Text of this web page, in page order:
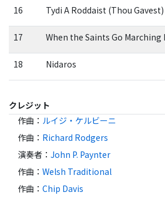
16 Tydi A Roddaist (Thou Gavest)
17 When the Saints Go Marching
18 Nidaros
クレジット
作曲 ： ルイジ・ケルビーニ
作曲 ： Richard Rodgers
演奏者 ： John P. Paynter
作曲 ： Welsh Traditional
作曲 ： Chip Davis